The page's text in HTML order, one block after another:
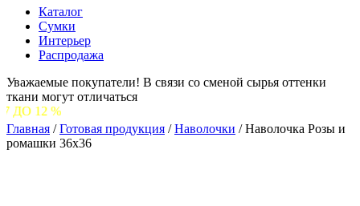
Каталог
Сумки
Интерьер
Распродажа
Уважаемые покупатели! В связи со сменой сырья оттенки
ткани могут отличаться
Главная /Готовая продукция /Наволочки /Наволочка Розы и
ромашки 36х36